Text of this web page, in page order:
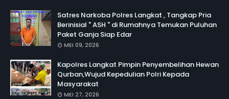
Satres Narkoba Polres Langkat , Tangkap Pria
Berinisial " ASH " di Rumahnya Temukan Puluhan
Paket Ganja Siap Edar
MEI 09, 2026
Kapolres Langkat Pimpin Penyembelihan Hewan
Qurban,Wujud Kepedulian Polri Kepada
Masyarakat
MEI 27, 2026